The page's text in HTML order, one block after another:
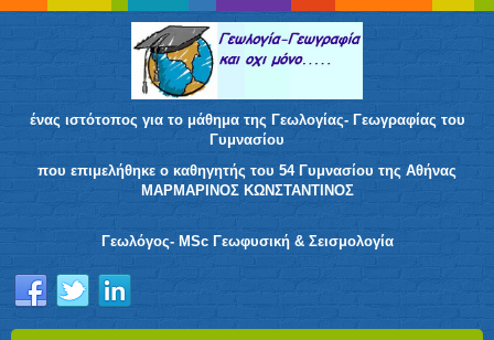
ένας ιστότοπος για το μάθημα της Γεωλογίας- Γεωγραφίας του
Γυμνασίου
που επιμελήθηκε ο καθηγητής του 54 Γυμνασίου της Αθήνας
ΜΑΡΜΑΡΙΝΟΣ ΚΩΝΣΤΑΝΤΙΝΟΣ
Γεωλόγος- MSc Γεωφυσική & Σεισμολογία